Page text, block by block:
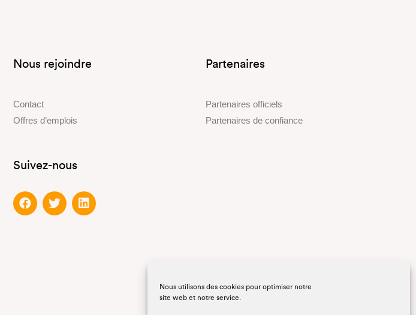
Nous utilisons des cookies pour optimiser notre
site web et notre service.
Nous rejoindre
Contact
Offres d’emplois
Suivez-nous
Partenaires
Partenaires officiels
Partenaires de confiance